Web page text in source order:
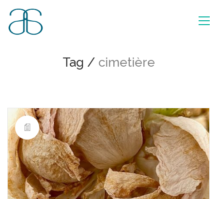
Tag / cimetière